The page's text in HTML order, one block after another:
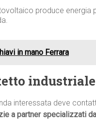
produce energia
in mano Ferrara
interessata deve
a partner specializzati